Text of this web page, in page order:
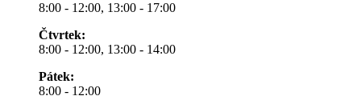
8:00 - 12:00, 13:00 - 17:00
Čtvrtek:
8:00 - 12:00, 13:00 - 14:00
Pátek:
8:00 - 12:00